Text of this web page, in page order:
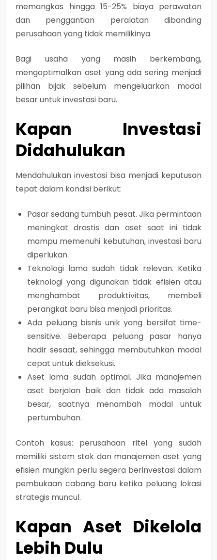
memangkas hingga 15-25% biaya perawatan
dan penggantian peralatan dibanding
perusahaan yang tidak memilikinya.
Bagi usaha yang masih berkembang,
mengoptimalkan aset yang ada sering menjadi
pilihan bijak sebelum mengeluarkan modal
besar untuk investasi baru.
Kapan Investasi
Didahulukan
Mendahulukan investasi bisa menjadi keputusan
tepat dalam kondisi berikut:
Pasar sedang tumbuh pesat. Jika permintaan
meningkat drastis dan aset saat ini tidak
mampu memenuhi kebutuhan, investasi baru
diperlukan.
Teknologi lama sudah tidak relevan. Ketika
teknologi yang digunakan tidak efisien atau
menghambat produktivitas, membeli
perangkat baru bisa menjadi prioritas.
Ada peluang bisnis unik yang bersifat time-
sensitive. Beberapa peluang pasar hanya
hadir sesaat, sehingga membutuhkan modal
cepat untuk dieksekusi.
Aset lama sudah optimal. Jika manajemen
aset berjalan baik dan tidak ada masalah
besar, saatnya menambah modal untuk
pertumbuhan.
Contoh kasus: perusahaan ritel yang sudah
memiliki sistem stok dan manajemen aset yang
efisien mungkin perlu segera berinvestasi dalam
pembukaan cabang baru ketika peluang lokasi
strategis muncul.
Kapan Aset Dikelola
Lebih Dulu